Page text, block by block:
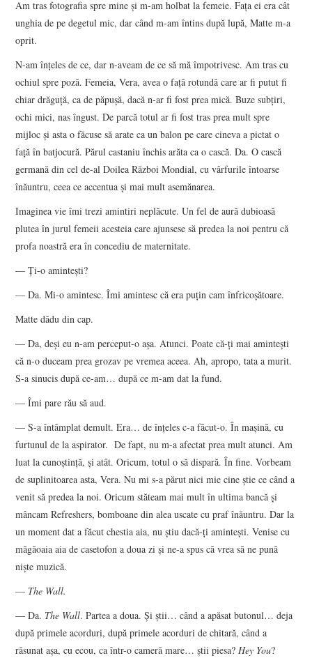
Am tras fotografia spre mine şi m-am holbat la femeie. Faţa ei era cât
unghia de pe degetul mic, dar când m-am întins după lupă, Matte m-a
oprit.
N-am înţeles de ce, dar n-aveam de ce să mă împotrivesc. Am tras cu
ochiul spre poză. Femeia, Vera, avea o faţă rotundă care ar fi putut fi
chiar drăguţă, ca de păpuşă, dacă n-ar fi fost prea mică. Buze subţiri,
ochi mici, nas îngust. De parcă totul ar fi fost tras prea mult spre
mijloc şi asta o făcuse să arate ca un balon pe care cineva a pictat o
faţă în batjocură. Părul castaniu închis arăta ca o cască. Da. O cască
germană din cel de-al Doilea Război Mondial, cu vârfurile întoarse
înăuntru, ceea ce accentua şi mai mult asemănarea.
Imaginea vie îmi trezi amintiri neplăcute. Un fel de aură dubioasă
plutea în jurul femeii acesteia care ajunsese să predea la noi pentru că
profa noastră era în concediu de maternitate.
— Ţi-o aminteşti?
— Da. Mi-o amintesc. Îmi amintesc că era puţin cam înfricoşătoare.
Matte dădu din cap.
— Da, deşi eu n-am perceput-o aşa. Atunci. Poate că-ţi mai aminteşti
că n-o duceam prea grozav pe vremea aceea. Ah, apropo, tata a murit.
S-a sinucis după ce-am… după ce m-am dat la fund.
— Îmi pare rău să aud.
— S-a întâmplat demult. Era… de înţeles c-a făcut-o. În maşină, cu
furtunul de la aspirator. De fapt, nu m-a afectat prea mult atunci. Am
luat la cunoştinţă, şi atât. Oricum, totul o să dispară. În fine. Vorbeam
de suplinitoarea asta, Vera. Nu mi s-a părut nici mie cine ştie ce când a
venit să predea la noi. Oricum stăteam mai mult în ultima bancă şi
mâncam Refreshers, bomboane din alea uscate cu praf înăuntru. Dar la
un moment dat a făcut chestia aia, nu ştiu dacă-ţi aminteşti. Venise cu
măgăoaia aia de casetofon a doua zi şi ne-a spus că vrea să ne pună
nişte muzică.
— The Wall.
— Da. The Wall. Partea a doua. Şi ştii… când a apăsat butonul… deja
după primele acorduri, după primele acorduri de chitară, când a
răsunat aşa, cu ecou, ca într-o cameră mare… ştii piesa?Hey You?